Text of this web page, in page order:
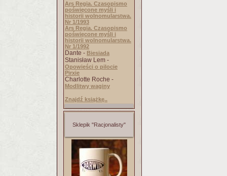
Ars Regia. Czasopismo
poświęcone myśli i
historii wolnomularstwa.
Nr 1/1993
Ars Regia. Czasopismo
poświęcone myśli i
historii wolnomularstwa.
Nr 1/1992
Dante - Biesiada
Stanisław Lem -
Opowieści o pilocie
Pirxie
Charlotte Roche -
Modlitwy waginy
Znajdź książkę..
Sklepik "Racjonalisty"